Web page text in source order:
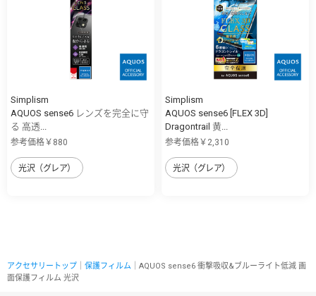
Simplism
AQUOS sense6 レンズを完全に守
る 高透...
参考価格￥880
光沢（グレア）
Simplism
AQUOS sense6 [FLEX 3D]
Dragontrail 黄...
参考価格￥2,310
光沢（グレア）
アクセサリートップ 保護フィルム ｜AQUOS sense6 衝撃吸収&ブルーライト低減 画
面保護フィルム 光沢